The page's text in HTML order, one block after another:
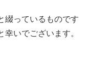
綴っているものです
いでございます。